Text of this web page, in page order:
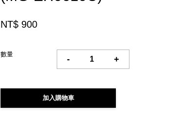
NT$ 900
數量
- +
加入購物車